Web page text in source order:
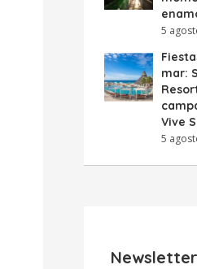
5
mar:
Vive
5
Newsletter